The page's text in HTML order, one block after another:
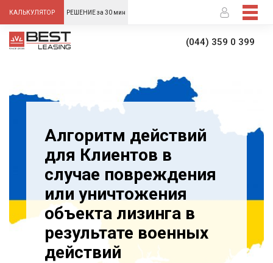
КАЛЬКУЛЯТОР РЕШЕНИЕ за 30 мин
(044) 359 0 399
Алгоритм действий
для Клиентов в
случае повреждения
или уничтожения
объекта лизинга в
результате военных
действий